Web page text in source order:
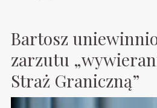
Bartosz
zarzutu
Straż Graniczną”